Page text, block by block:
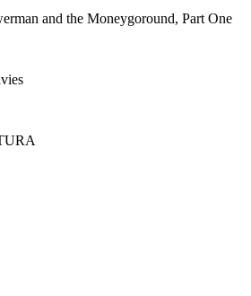
and the Moneygoround, Part One